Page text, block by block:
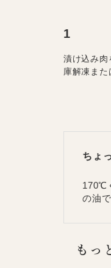
漬け込み肉
庫解凍ま
ちょ
170℃
の油
もっ